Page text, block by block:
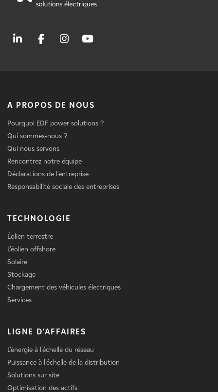
A PROPOS DE NOUS
Pourquoi EDF power solutions ?
Qui sommes-nous ?
Qui nous servons
Rencontrez notre équipe
Déclarations de l'entreprise
Responsabilité sociale des entreprises
TECHNOLOGIE
Éolien terrestre
L'éolien offshore
Solaire
Stockage
Chargement des véhicules électriques
Services
LIGNE D'AFFAIRES
L'énergie à l'échelle du réseau
Puissance à l'échelle de la distribution
Solutions sur site
Optimisation des actifs